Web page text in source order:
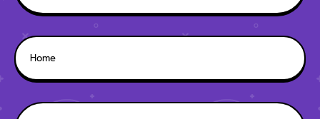
Home